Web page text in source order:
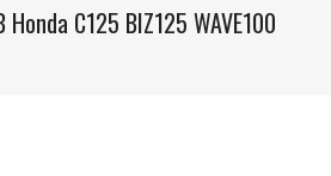
C125 BIZ125 WAVE100